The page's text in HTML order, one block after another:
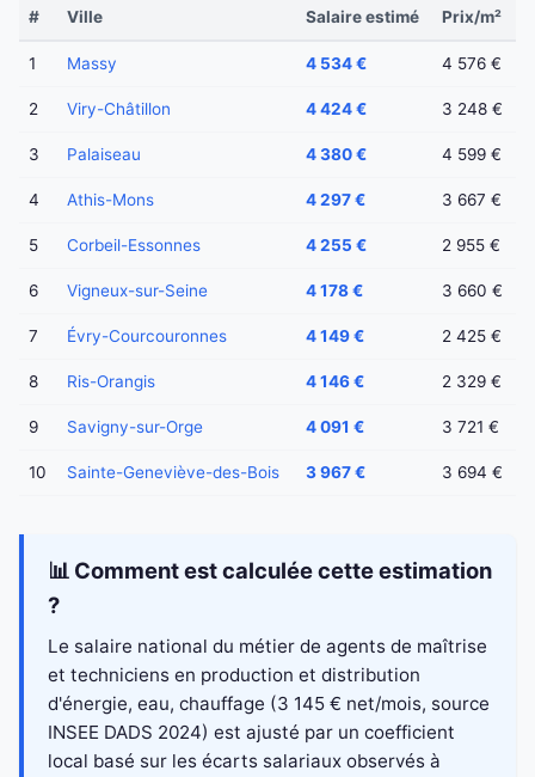
# Ville Salaire estimé Prix/m²
1 Massy 4 534 € 4 576 €
2 Viry-Châtillon 4 424 € 3 248 €
3 Palaiseau 4 380 € 4 599 €
4 Athis-Mons 4 297 € 3 667 €
5 Corbeil-Essonnes 4 255 € 2 955 €
6 Vigneux-sur-Seine 4 178 € 3 660 €
7 Évry-Courcouronnes 4 149 € 2 425 €
8 Ris-Orangis 4 146 € 2 329 €
9 Savigny-sur-Orge 4 091 € 3 721 €
10 Sainte-Geneviève-des-Bois 3 967 € 3 694 €
📊 Comment est calculée cette estimation
?
Le salaire national du métier de agents de maîtrise
et techniciens en production et distribution
d'énergie, eau, chauffage (3 145 € net/mois, source
INSEE DADS 2024) est ajusté par un coefficient
local basé sur les écarts salariaux observés à